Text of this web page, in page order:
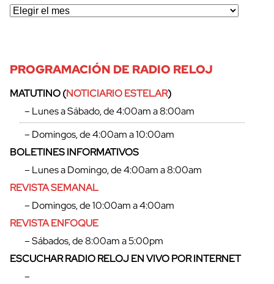
PROGRAMACIÓN DE RADIO RELOJ
MATUTINO (NOTICIARIO ESTELAR)
– Lunes a Sábado, de 4:00am a 8:00am
– Domingos, de 4:00am a 10:00am
BOLETINES INFORMATIVOS
– Lunes a Domingo, de 4:00am a 8:00am
REVISTA SEMANAL
– Domingos, de 10:00am a 4:00am
REVISTA ENFOQUE
– Sábados, de 8:00am a 5:00pm
ESCUCHAR RADIO RELOJ EN VIVO POR INTERNET
–